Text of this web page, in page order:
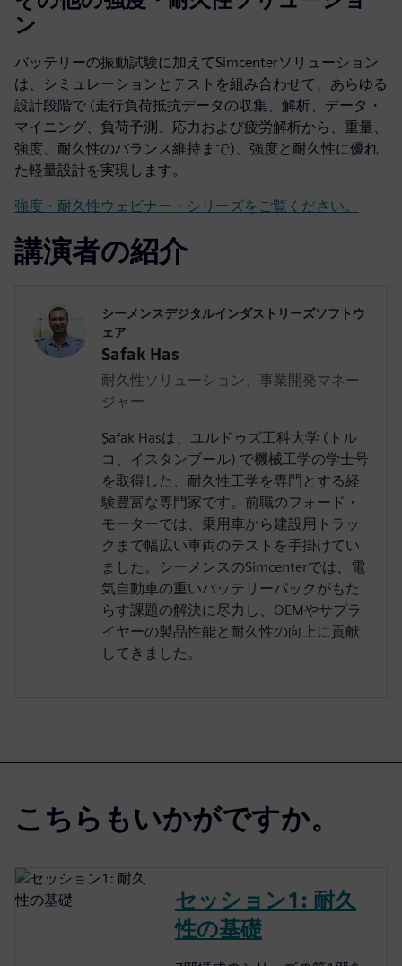
ン
バッテリーの振動試験に加えてSimcenterソリューション
は、シミュレーションとテストを組み合わせて、あらゆる
設計段階で (走行負荷抵抗データの収集、解析、データ・
マイニング、負荷予測、応力および疲労解析から、重量、
強度、耐久性のバランス維持まで)、強度と耐久性に優れ
た軽量設計を実現します。
強度・耐久性ウェビナー・シリーズをご覧ください。
講演者の紹介
シーメンスデジタルインダストリーズソフトウ
ェア
Safak Has
耐久性ソリューション、事業開発マネー
ジャー
Şafak Hasは、ユルドゥズ工科大学 (トル
コ、イスタンブール) で機械工学の学士号
を取得した、耐久性工学を専門とする経
験豊富な専門家です。前職のフォード・
モーターでは、乗用車から建設用トラッ
クまで幅広い車両のテストを手掛けてい
ました。シーメンスのSimcenterでは、電
気自動車の重いバッテリーパックがもた
らす課題の解決に尽力し、OEMやサプラ
イヤーの製品性能と耐久性の向上に貢献
してきました。
こちらもいかがですか。
セッション1: 耐久
性の基礎